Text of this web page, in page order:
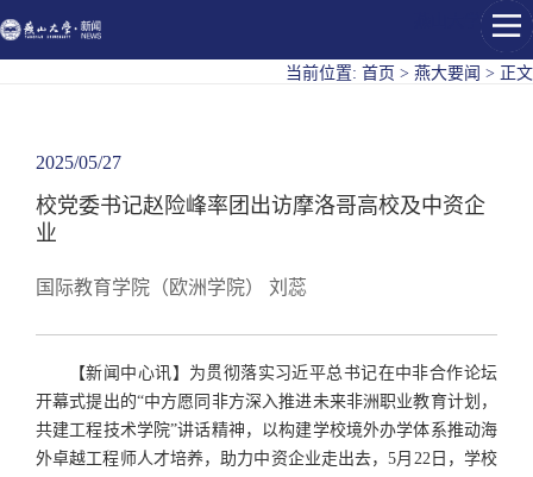
当前位置: 首页 > 燕大要闻 > 正文
2025/05/27
校党委书记赵险峰率团出访摩洛哥高校及中资企
业
国际教育学院（欧洲学院） 刘蕊
【新闻中心讯】为贯彻落实习近平总书记在中非合作论坛
开幕式提出的“中方愿同非方深入推进未来非洲职业教育计划，
共建工程技术学院”讲话精神，以构建学校境外办学体系推动海
外卓越工程师人才培养，助力中资企业走出去，5月22日，学校